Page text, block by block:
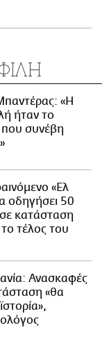
«Η
ήταν το
συνέβη
«Ελ
οδηγήσει 50
κατάσταση
το τέλος του
Ανασκαφές
«θα